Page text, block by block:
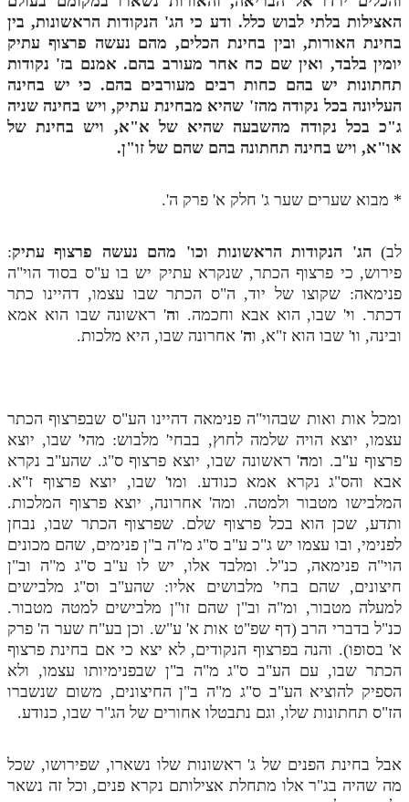
האצילות בלתי לבוש כלל. ודע כי הג' הנקודות הראשונות, בין
בחינת האורות, ובין בחינת הכלים, מהם נעשה פרצוף עתיק
יומין בלבד, ואין שם כח אחר מעורב בהם. אמנם בז' נקודות
תחתונות יש בהם כחות רבים מעורבים בהם. כי יש בחינה
העליונה בכל נקודה מהז' שהיא מבחינת עתיק, ויש בחינה שניה
ג"כ בכל נקודה מהשבעה שהיא של א"א, ויש בחינת של
או"א, ויש בחינה תחתונה בהם שהם של זו"ן.
* מבוא שערים שער ג' חלק א' פרק ה'.
לב) הג' הנקודות הראשונות וכו' מהם נעשה פרצוף עתיק:
פירוש, כי פרצוף הכתר, שנקרא עתיק יש בו ע"ס בסוד הוי"ה
פנימאה: שקוצו של יוד, ה"ס הכתר שבו עצמו, דהיינו כתר
דכתר. וי' שבו, הוא אבא וחכמה. וה' ראשונה שבו הוא אמא
ובינה, וו' שבו הוא ז"א, וה' אחרונה שבו, היא מלכות.
ומכל אות ואות שבהוי"ה פנימאה דהיינו הע"ס שבפרצוף הכתר
עצמו, יוצא הויה שלמה לחוץ, בבחי' מלבוש: מהי' שבו, יוצא
פרצוף ע"ב. ומה' ראשונה שבו, יוצא פרצוף ס"ג. שהע"ב נקרא
אבא והס"ג נקרא אמא כנודע. ומו' שבו, יוצא פרצוף ז"א.
המלבישו מטבור ולמטה. ומה' אחרונה, יוצא פרצוף המלכות.
ותדע, שכן הוא בכל פרצוף שלם. שפרצוף הכתר שבו, נבחן
לפנימי, ובו עצמו יש ג"כ ע"ב ס"ג מ"ה ב"ן פנימים, שהם מכונים
הוי"ה פנימאה, כנ"ל. ומלבד אלו, יש לו ע"ב ס"ג מ"ה וב"ן
חיצונים, שהם בחי' מלבושים אליו: שהע"ב וס"ג מלבישים
למעלה מטבור, ומ"ה וב"ן שהם זו"ן מלבישים למטה מטבור.
כנ"ל בדברי הרב (דף שפ"ט אות א' ע"ש. וכן בע"ח שער ה' פרק
א' בסופו). והנה בפרצוף הנקודים, לא יצא כי אם בחינת פרצוף
הכתר שבו, עם הע"ב ס"ג מ"ה ב"ן שבפנימיותו עצמו, ולא
הספיק להוציא הע"ב ס"ג מ"ה ב"ן החיצונים, משום שנשברו
הז"ס תחתונות שלו, וגם נתבטלו אחורים של הג"ר שבו, כנודע.
אבל בחינת הפנים של ג' ראשונות שלו נשארו, שפירושו, שכל
מה שהיה בג"ר אלו מתחלת אצילותם נקרא פנים, וכל זה נשאר